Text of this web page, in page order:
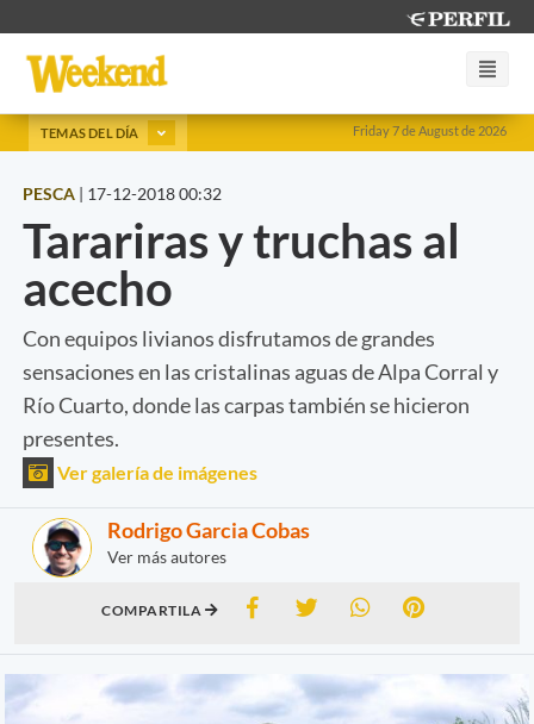
Friday 7 de August de 2026
TEMAS DEL DÍA
PESCA | 17-12-2018 00:32
Tarariras y truchas al
acecho
Con equipos livianos disfrutamos de grandes
sensaciones en las cristalinas aguas de Alpa Corral y
Río Cuarto, donde las carpas también se hicieron
presentes.
Ver galería de imágenes
Rodrigo Garcia Cobas
Ver más autores
COMPARTILA